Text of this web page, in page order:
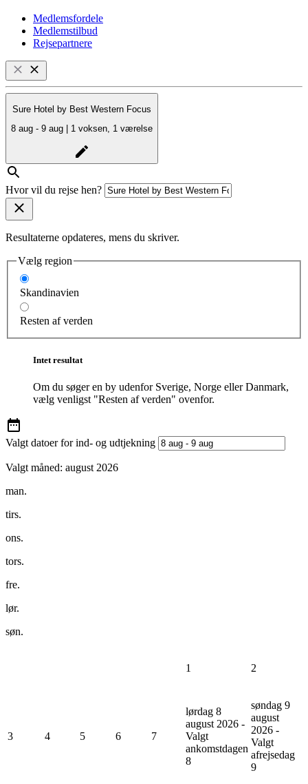
Medlemsfordele
Medlemstilbud
Rejsepartnere
Sure Hotel by Best Western Focus
8 aug - 9 aug | 1 voksen, 1 værelse
Hvor vil du rejse hen?
Resultaterne opdateres, mens du skriver.
Vælg region
Skandinavien
Resten af verden
Intet resultat
Om du søger en by udenfor Sverige, Norge eller Danmark,
vælg venligst "Resten af verden" ovenfor.
Valgt datoer for ind- og udtjekning
Valgt måned: august 2026
man.
tirs.
ons.
tors.
fre.
lør.
søn.
1 2
3 4 5 6 7
lørdag 8
august 2026 -
Valgt
ankomstdagen
8
søndag 9
august
2026 -
Valgt
afrejsedag
9